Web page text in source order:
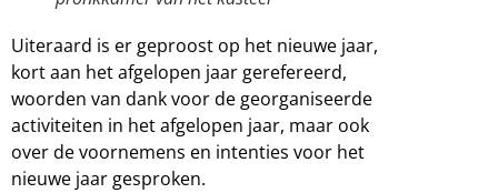
Uiteraard is er geproost op het nieuwe jaar,
kort aan het afgelopen jaar gerefereerd,
woorden van dank voor de georganiseerde
activiteiten in het afgelopen jaar, maar ook
over de voornemens en intenties voor het
nieuwe jaar gesproken.